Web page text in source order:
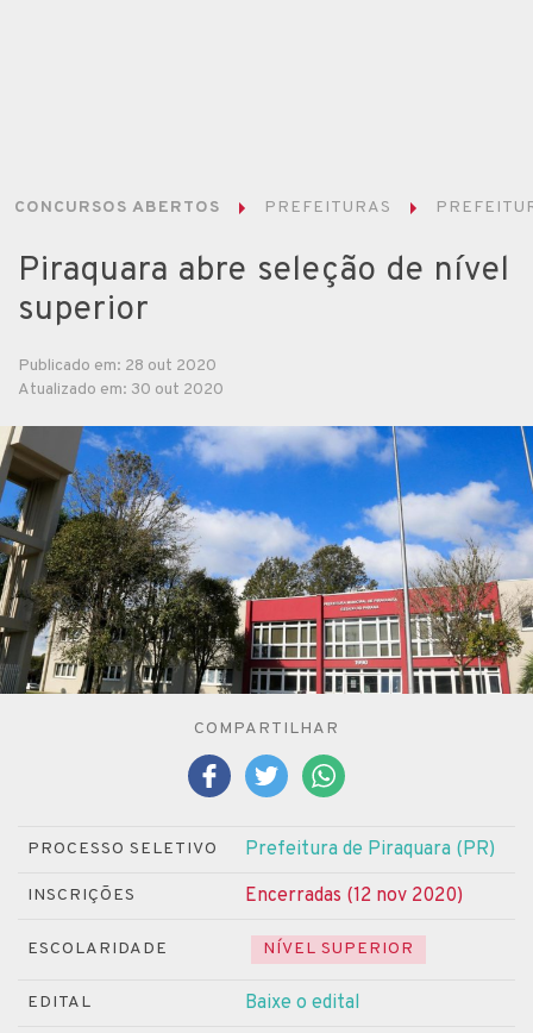
CONCURSOS ABERTOS PREFEITURAS
Piraquara abre seleção de nível
superior
Publicado em: 28 out 2020
Atualizado em: 30 out 2020
COMPARTILHAR
PROCESSO SELETIVO Prefeitura de Piraquara (PR)
INSCRIÇÕES Encerradas (12 nov 2020)
ESCOLARIDADE NÍVEL SUPERIOR
EDITAL Baixe o edital